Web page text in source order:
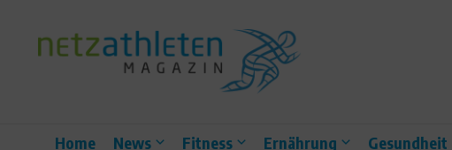
Home News Fitness Ernährung Gesundheit